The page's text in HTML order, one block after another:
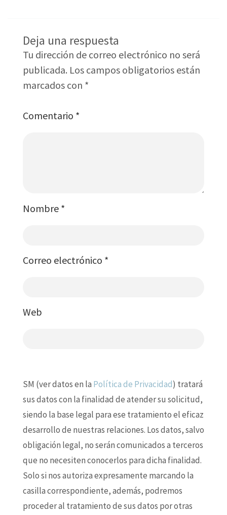
Deja una respuesta
Tu dirección de correo electrónico no será
publicada. Los campos obligatorios están
marcados con *
Comentario *
Nombre *
Correo electrónico *
Web
SM (ver datos en la Política de Privacidad) tratará
sus datos con la finalidad de atender su solicitud,
siendo la base legal para ese tratamiento el eficaz
desarrollo de nuestras relaciones. Los datos, salvo
obligación legal, no serán comunicados a terceros
que no necesiten conocerlos para dicha finalidad.
Solo si nos autoriza expresamente marcando la
casilla correspondiente, además, podremos
proceder al tratamiento de sus datos por otras